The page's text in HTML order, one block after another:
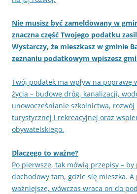
Nie musisz być zameldowany w
znaczna część Twojego podatku
Wystarczy, że mieszkasz w gminie
zeznaniu podatkowym wpiszesz
Twój podatek ma wpływ na poprawę
życia – budowę dróg, kanalizacji,
unowocześnianie szkolnictwa,
turystycznej i rekreacyjnej oraz
obywatelskiego.
Dlaczego to ważne?
Po pierwsze, tak mówią przepisy – by
dochodowy tam, gdzie się mieszka. A
ważniejsze, wówczas wraca on do